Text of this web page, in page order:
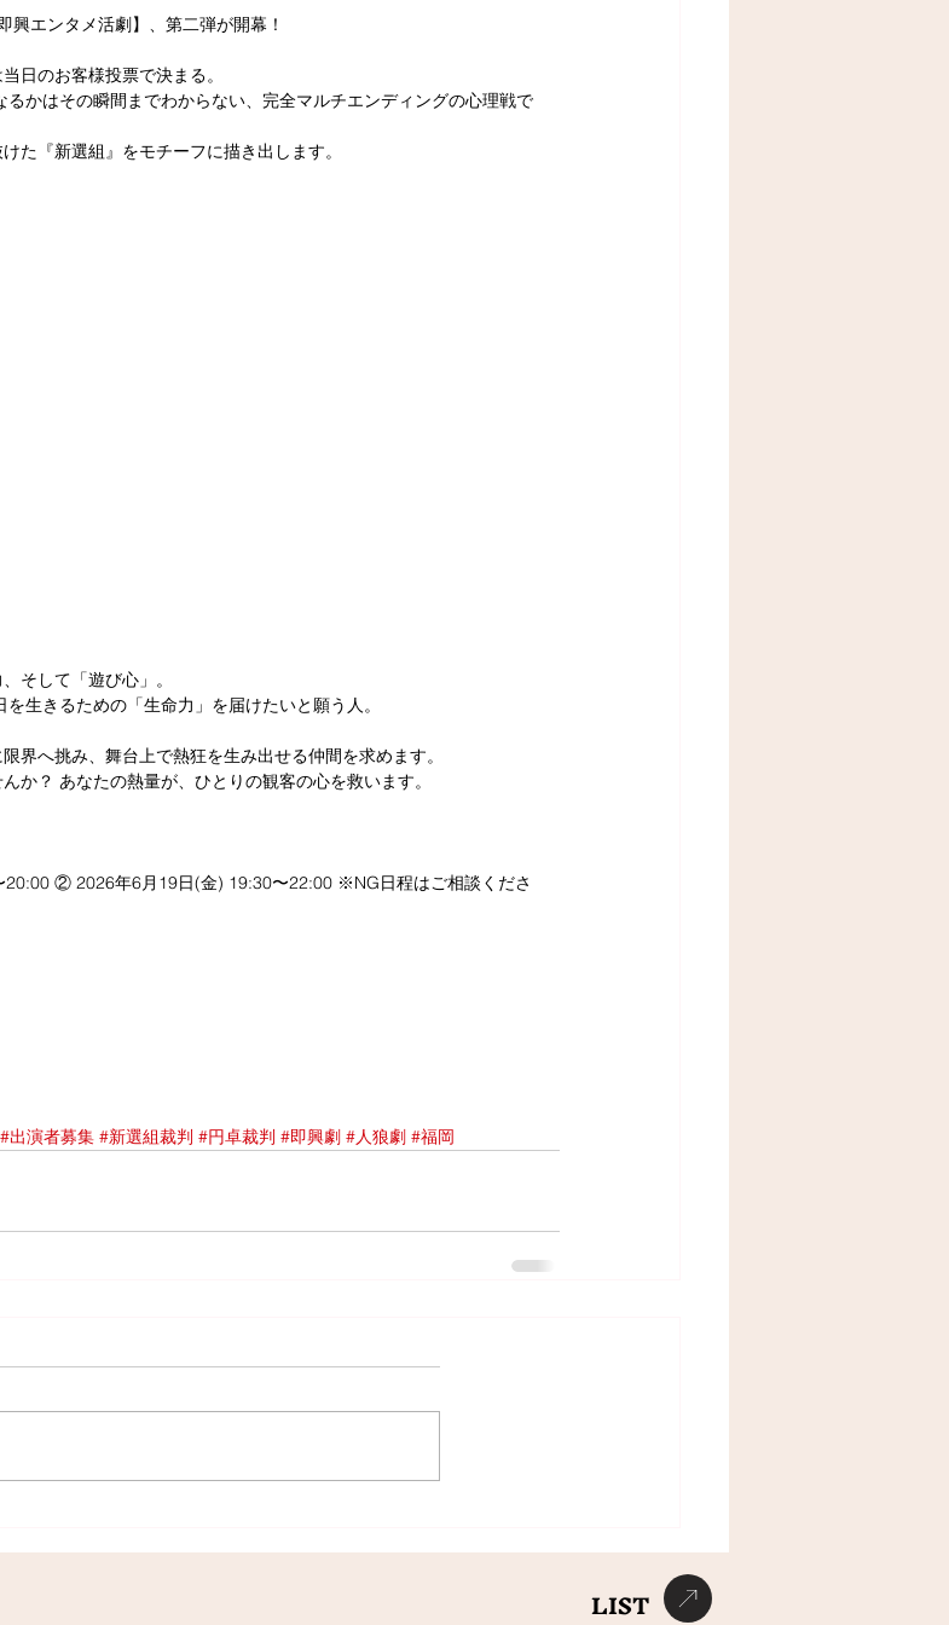
エンタメ活劇】、第二弾が開幕！
日のお客様投票で決まる。
た『新選組』をモチーフに描き出します。
そして「遊び心」。
生きるための「生命力」を届けたいと願う人。
界へ挑み、舞台上で熱狂を生み出せる仲間を求めます。
か？ あなたの熱量が、ひとりの観客の心を救います。
20:00 ② 2026年6月19日(金) 19:30〜22:00 ※NG日程はご相談くださ
#出演者募集 #新選組裁判 #円卓裁判 #即興劇 #人狼劇 #福岡
LIST